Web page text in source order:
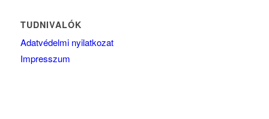
TUDNIVALÓK
Adatvédelmi nyilatkozat
Impresszum